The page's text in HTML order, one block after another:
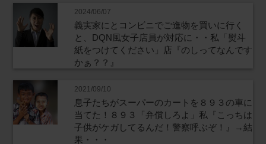
2024/06/07
義実家にとコンビニでご進物を買いに行く
と、DQN風女子店員が対応に・・私「熨斗
紙をつけてください」店『のしってなんです
かぁ？？』
2021/09/10
息子たちがスーパーのカートを８９３の車に
当てた！８９３「弁償しろよ」私『こっちは
子供がケガしてるんだ！警察呼ぶぞ！』→結
果・・・